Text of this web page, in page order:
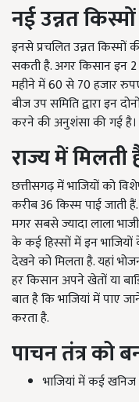
नई उन्नत
इनसे प्रचलित उन्नत किस्मों
सकती है. अगर किसान इन 2
महीने में 60 से 70 हजार
बीज उप समिति द्वारा इन
करने की अनुशंसा की गई है।
राज्य में मिलती
छत्तीसगढ़ में भाजियों को
करीब 36 किस्म पाई जाती
मगर सबसे ज्यादा लाला
के कई हिस्सों में इन
देखने को मिलता है. यहां
हर किसान अपने खेतों या
बात है कि भाजियां में पाए
करता है.
पाचन तंत्र को
भाजियां में कई खनिज